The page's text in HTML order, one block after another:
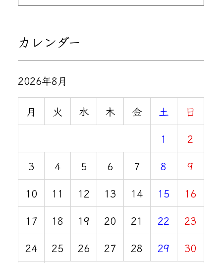
カレンダー
2026年8月
月 火 水 木 金 土
日
1
2
3
4 5 6 7 8
9
10
11 12 13 14 15
16
17
18 19 20 21 22
23
24
25 26 27 28 29
30